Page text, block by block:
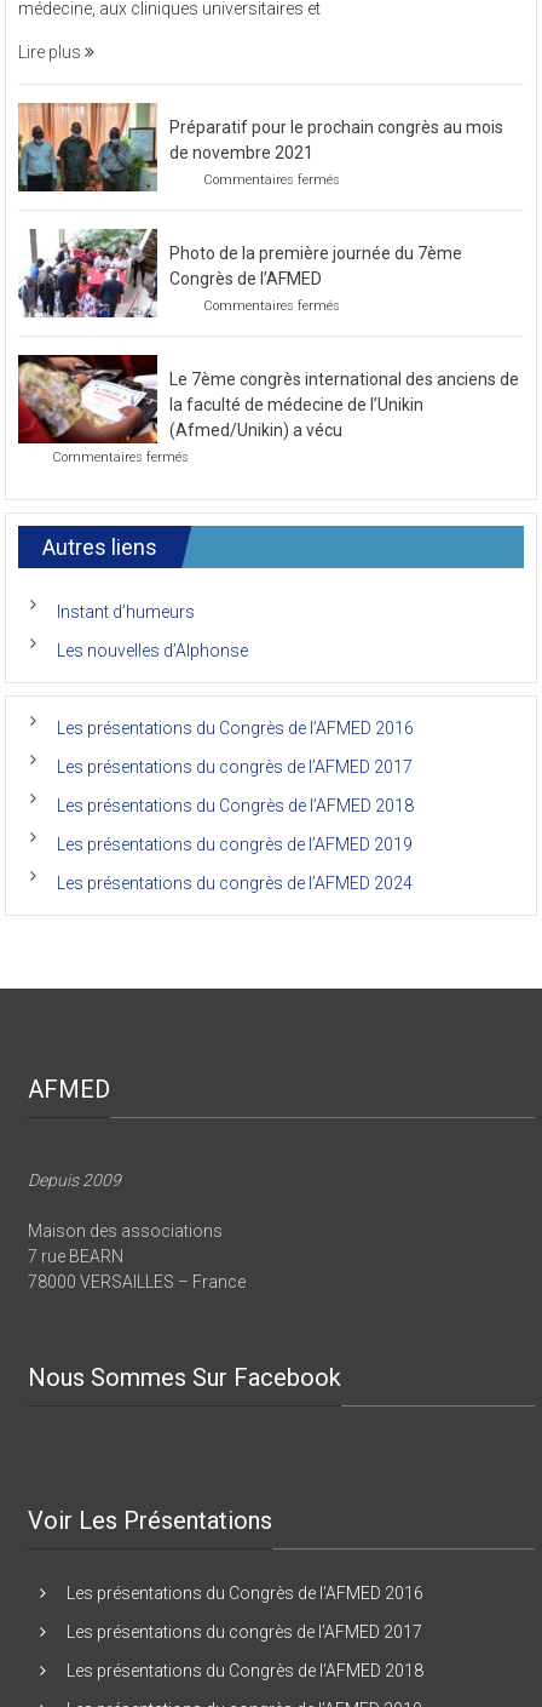
une
médecine, aux cliniques universitaires et
Lire plus
Préparatif pour le prochain congrès au mois
de novembre 2021
Commentaires fermés
prochain
de
2021
Photo de la première journée du 7ème
Congrès de l’AFMED
Commentaires fermés
première
journée
7ème
l’AFMED
Le 7ème congrès international des anciens de
la faculté de médecine de l’Unikin
(Afmed/Unikin) a vécu
Commentaires fermés
congrès
international
anciens
la
de
(Afmed/Unikin)
vécu
Autres liens
Instant d’humeurs
Les nouvelles d’Alphonse
Les présentations du Congrès de l’AFMED 2016
Les présentations du congrès de l’AFMED 2017
Les présentations du Congrès de l’AFMED 2018
Les présentations du congrès de l’AFMED 2019
Les présentations du congrès de l’AFMED 2024
AFMED
Depuis 2009
Maison des associations
7 rue BEARN
78000 VERSAILLES – France
Nous Sommes Sur Facebook
Voir Les Présentations
Les présentations du Congrès de l’AFMED 2016
Les présentations du congrès de l’AFMED 2017
Les présentations du Congrès de l’AFMED 2018